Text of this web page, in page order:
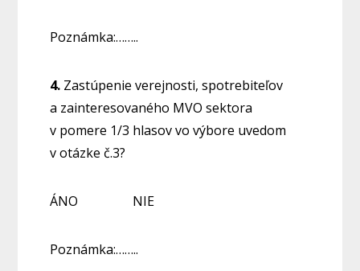
Poznámka:……..
4. Zastúpenie verejnosti, spotrebiteľov
a zainteresovaného MVO sektora
v pomere 1/3 hlasov vo výbore uvedom
v otázke č.3?
ÁNO NIE
Poznámka:……..